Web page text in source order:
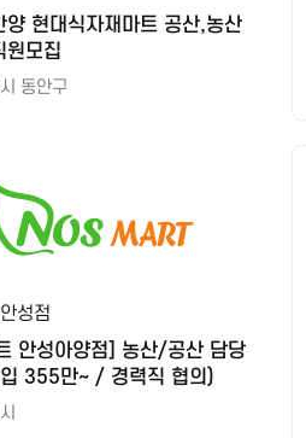
양 현대식자재마트 공산,농산
원모집
동안구
성점
안성아양점] 농산/공산 담당
355만~ / 경력직 협의)